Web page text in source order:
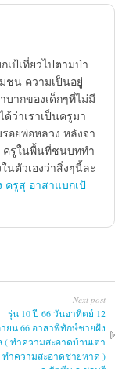
ป้เที่ยวไปตามป่า
ชน ความเป็นอยู่
บากของเด็กๆที่ไม่มี
ว่าเราเป็นครูมา
อยพ่อหลวง หลังจา
ครูในพื้นที่ชนบททำ
ตัวเองว่าสิ่งๆนี้ละ
รูสุ อาสาแบกเป้
Next post
รุ่น 10 ปี 66 วันอาทิตย์ 12
ยน 66 อาสาพิทักษ์ชายฝั่ง
( ทำความสะอาดบ้านเต่า
ทำความสะอาดชายหาด )